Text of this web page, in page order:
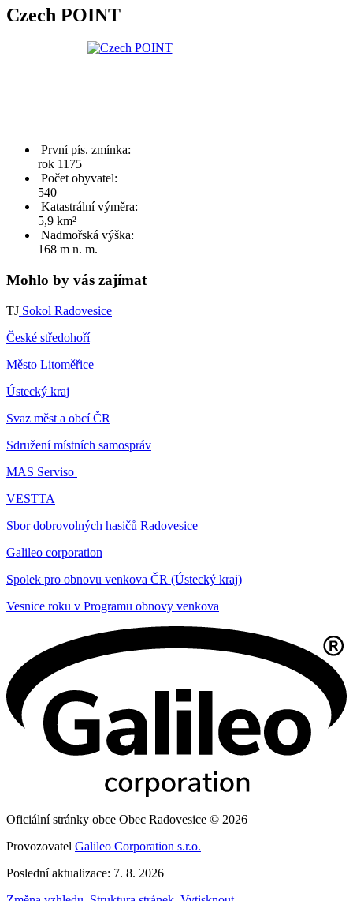
Czech POINT
První pís. zmínka:
rok 1175
Počet obyvatel:
540
Katastrální výměra:
5,9 km²
Nadmořská výška:
168 m n. m.
Mohlo by vás zajímat
TJ Sokol Radovesice
České středohoří
Město Litoměřice
Ústecký kraj
Svaz měst a obcí ČR
Sdružení místních samospráv
MAS Serviso
VESTTA
Sbor dobrovolných hasičů Radovesice
Galileo corporation
Spolek pro obnovu venkova ČR (Ústecký kraj)
Vesnice roku v Programu obnovy venkova
Oficiální stránky obce Obec Radovesice © 2026
Provozovatel Galileo Corporation s.r.o.
Poslední aktualizace: 7. 8. 2026